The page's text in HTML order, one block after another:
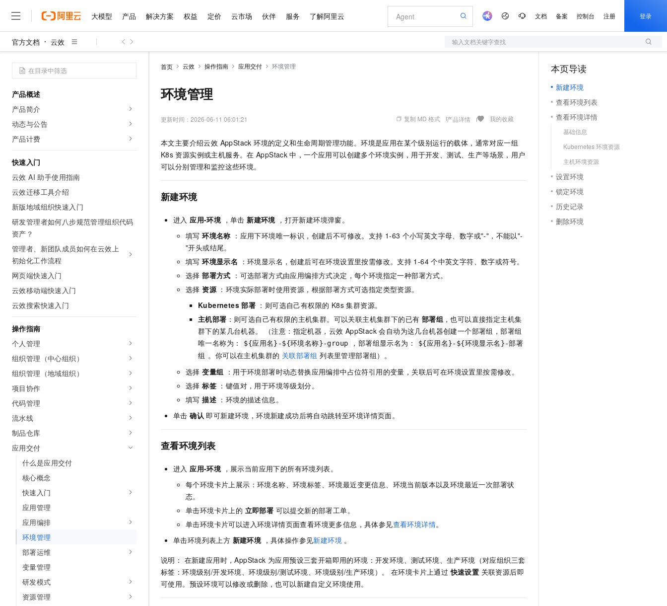
大模型 产品 解决方案 权益 定价 云市场 伙伴 服务 了解阿里云 文档 备案 控制台 注册 登录
官方文档 云效 输入文档关键字查找
产品概述
产品简介
动态与公告
产品计费
快速入门
云效 AI 助手使用指南
云效迁移工具介绍
新版地域组织快速入门
研发管理者如何八步规范管理组织代码
资产？
管理者、新团队成员如何在云效上
初始化工作流程
网页端快速入门
云效移动端快速入门
云效搜索快速入门
操作指南
个人管理
组织管理（中心组织）
组织管理（地域组织）
项目协作
代码管理
流水线
制品仓库
应用交付
什么是应用交付
核心概念
快速入门
应用管理
应用编排
环境管理
部署运维
变量管理
研发模式
资源管理
首页 云效 操作指南 应用交付 环境管理
环境管理
更新时间： 2026-06-11 06:01:21 复制 MD 格式 产品详情 我的收藏
本文主要介绍云效 AppStack 环境的定义和生命周期管理功能。环境是应用在某个级别运行的载体，通常对应一组
K8s 资源实例或主机服务。在 AppStack 中，一个应用可以创建多个环境实例，用于开发、测试、生产等场景，用户
可以分别管理和监控这些环境。
新建环境
进入应用-环境，单击新建环境，打开新建环境弹窗。
填写环境名称 ：应用下环境唯一标识，创建后不可修改。支持 1-63 个小写英文字母、数字或"-"，不能以"-
"开头或结尾。
填写环境显示名 ：环境显示名，创建后可在环境设置里按需修改。支持 1-64 个中英文字符、数字或符号。
选择部署方式 ：可选部署方式由应用编排方式决定，每个环境指定一种部署方式。
选择资源：环境实际部署时使用资源，根据部署方式可选指定类型资源。
Kubernetes 部署 ：则可选自己有权限的 K8s 集群资源。
主机部署 ：则可选自己有权限的主机集群。可以关联主机集群下的已有 部署组 ，也可以直接指定主机集
群下的某几台机器。 （注意：指定机器，云效 AppStack 会自动为这几台机器创建一个部署组，部署组
唯一名称为：
${应用名}-${环境名称}-group ，部署组显示名为：
${应用名}-${环境显示名}-部署
组 。你可以在主机集群的 关联部署组 列表里管理部署组）。
选择变量组 ：用于环境部署时动态替换应用编排中占位符引用的变量，关联后可在环境设置里按需修改。
选择标签 ：键值对，用于环境等级划分。
填写描述 ：环境的描述信息。
单击确认 即可新建环境，环境新建成功后将自动跳转至环境详情页面。
查看环境列表
进入应用-环境，展示当前应用下的所有环境列表。
每个环境卡片上展示：环境名称、环境标签、环境最近变更信息、环境当前版本以及环境最近一次部署状
态。
单击环境卡片上的 立即部署 可以提交新的部署工单。
单击环境卡片可以进入环境详情页面查看环境更多信息，具体参见查看环境详情。
单击环境列表上方 新建环境，具体操作参见新建环境 。
说明： 在新建应用时，AppStack 为应用预设三套开箱即用的环境：开发环境、测试环境、生产环境（对应组织三套
标签：环境级别/开发环境、环境级别/测试环境、环境级别/生产环境）。 在环境卡片上通过快速设置 关联资源后即
可使用。预设环境可以修改或删除，也可以新建自定义环境使用。
本页导读
新建环境
查看环境列表
查看环境详情
基础信息
Kubernetes 环境资源
主机环境资源
设置环境
锁定环境
历史记录
删除环境
大模型
千问AI平台
Qwen3.8-Max HOT
智能体时代全能旗舰模型
能看、能想、能动手的多模态智能体模型
Qwen3-VL-Plus
视觉 Coding、空间感知、多模态思考等全面升级
Kimi-K3 NEW
GLM-5.2
1M上下文，专为长程任务能力而生
HappyHorse-1.1-T2V
语音识别与合成
大模型服务
千问AI平台-Token Plan NEW
千问AI平台-模型体验
在线体验全尺寸、多种模态的模型效果
Happy 系列大模型
新一代 AI 视频生成模型，深度适配广告营销等场景
AI 应用构建
大模型服务平台百炼-应用模版
大模型服务平台百炼-智能体
灵活可视化地构建企业级 Agent
人工智能平台 PAI
AI Native 的算法工程平台，一站式完成建模、训练、推理服务部署
大模型原生应用
Qoder
万有无界
企业级人与Agent协作平台，接入和调度多个数字员工
秒悟
大模型解决方案
快速部署 Dify，高效搭建 AI 应用
10 分钟在聊天系统中增加一个 AI 助手
10分钟微调：让0.6B模型媲美235B模型
产品
精选产品
容器
存储
网络与CDN
安全
中间件
数据库
大数据计算
企业服务与云通信
域名与网站
终端用户计算
Serverless
开发工具
迁移与运维管理
精选产品
大模型服务与应用平台
多元化、高性能、安全可靠的大模型服务
无影云电脑
随时随地安全接入的云上超级电脑
云解析DNS
云原生大数据计算服务 MaxCompute
人工智能平台 PAI 大模型
一站式AI开发、训练和推理服务
全托管，含MySQL、PostgreSQL、SQL Server、MariaDB多引擎
Qoder
面向真实软件的智能体编程平台
轻量应用服务器
数字证书管理服务（原SSL证书）
实现全站HTTPS，呈现可信的WEB访问
解决方案
精选解决方案
大数据
现代化应用
安全
网络
可观测
上云与迁云
企业出海
政企业务
精选解决方案
企业级Agent产品，直接交付可用成果
HappyHorse 打造一站式影视创作平台
可视化编排打通从文字构思到成片全链路闭环
快速拥有专属 OpenClaw
Hermes Agent，打造自进化智能体
自主进化，持久记忆，越用越聪明
轻松解锁专属 DeepSeek-V4-Pro
5 分钟轻松部署专属 QwenPaw HOT
从聊天伙伴进化为能主动干活的本地数字员工
一句话生成原生可编辑精美 PPT 文稿
输入一句话想法, 轻松生成专业的 PPT
一键部署幻兽帕鲁游戏服务器
一键购买专属联机服务器，轻松开启游戏
漫剧工坊：一站式动画创作平台
快速生产连贯的高质量长漫剧
高效部署网站，快速应用到小程序
权益 普惠上云
云服务器38元/年起，超值低价云产品抢先购
推荐新用户得奖励，单订单最高返9万
云工开物
高校专属算力普惠，学生认证享300元代金券
解决方案免费试用 新老同享
AI 产品 免费试用
1亿+ 大模型 tokens 和 30+ 款产品免费体验
140+云产品 免费试用
产品新客免费试用，最长12个月
大模型ACA认证体验
助力企业全员 AI 认知与能力提升
AI 特惠
Token Plan 模型订阅计划
Qwen3.8-Max 首发尝鲜，限时加量 10 倍，夜间低至2折
Night Plan 支持 Qwen 3.8-Max
夜间 5 折，Qwen/Meoo/TokenPlan 客户专享
AI 场景体验
从图文生成到视频创作，一键激活电商全链路生产力
AI 广告创作
图文、视频一站生成，高效打造优质广告素材
AI 办公
AI智能应用，一键激活高效办公新体验
智能客服
自动承接线索、识别商机，让客服更高效、服务更出色。
AI 活动
AI 生产力先锋
先锋实践拓展 AI 生产力的边界
飞天发布时刻
所见，即是所愿
从基础到进阶，Agent 创客手把手教你
创新加速
覆盖90%+业务场景，专享组合折扣价
定价 产品定价
了解云产品的定价详情
云上成本管理
管理和优化成本
价格计算器
自助选配和估算价格
配置报价器
阿里云 OPC 创新助力计划
Token 补贴，五大权
益加速 OPC 成功
云市场 精选商城
多端小程序
观测云
Tuya 物联网平台阿里云版
电子合同
畅捷通
Tableau 订阅
AI空中课堂在线直播课堂（旗舰版）
生态解决方案
行业生态解决方案
开发者生态解决方案
AI 开发和 AI 应用解决方案
数据与 API
OCR 文字识别
企业应用
OA 办公系统
财税管理
400电话
广告营销
基础软件
JAVA
Red Hat
定制建站
模板小程序
APP 开发
专业服务
伙伴 成为销售伙伴
咨询伙伴
销售伙伴合作计划
无影生态合作计划
Salesforce On Alibaba Cloud
Consulting Partner 合作计划
成为产品伙伴 产品伙伴合作计划
云网络合作计划
服务伙伴合作计划
Al MaaS 服务伙伴赋能合作
伙伴信用分合作计划
更多支持
合作伙伴培训与认证
查询合作伙伴
登录合作伙伴管理后台
服务 售前咨询
售后服务
自助服务
在线服务
工单服务
企业增值服务
企业成长
服务实践
阿里云认证
信息公告
官网公告
开发者社区
我要建议
我要投诉
了解阿里云 为什么选择阿里云
技术领先
分析师报告
研究报告与白皮书
天池大赛
AI 算法大赛
云开发大赛
最佳实践
看见新力量
市场活动
魔搭 ModelScope
加入我们
校园招聘